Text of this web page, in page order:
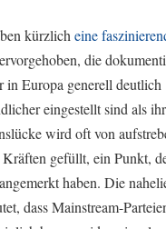
kürzlich eine
die
in Europa generell deutlich
eingestellt sind als
wird oft von
gefüllt, ein Punkt,
angemerkt haben. Die
dass Mainstream-